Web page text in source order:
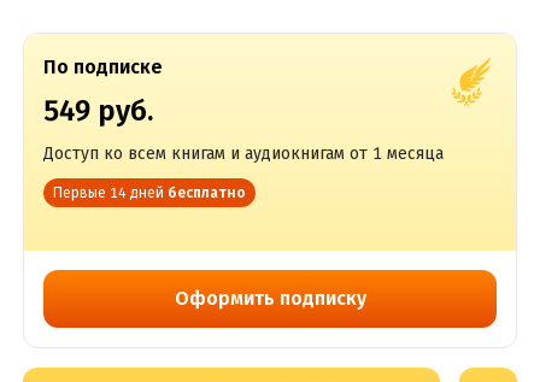
По подписке
549 руб.
Доступ ко всем книгам и аудиокнигам от 1 месяца
Первые 14 дней бесплатно
Оформить подписку